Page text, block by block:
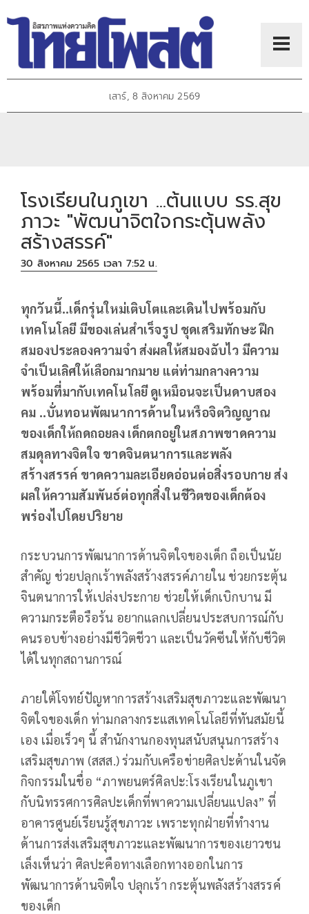
เสาร์, 8 สิงหาคม 2569
โรงเรียนในภูเขา ...ต้นแบบ รร.สุข
ภาวะ "พัฒนาจิตใจกระตุ้นพลัง
สร้างสรรค์"
30 สิงหาคม 2565 เวลา 7:52 น.
ทุกวันนี้..เด็กรุ่นใหม่เติบโตและเดินไปพร้อมกับ
เทคโนโลยี มีของเล่นสำเร็จรูป ชุดเสริมทักษะ ฝึก
สมองประลองความจำ ส่งผลให้สมองฉับไว มีความ
จำเป็นเลิศให้เลือกมากมาย แต่ท่ามกลางความ
พร้อมที่มากับเทคโนโลยี ดูเหมือนจะเป็นดาบสอง
คม ..บั่นทอนพัฒนาการด้านในหรือจิตวิญญาณ
ของเด็กให้ถดถอยลง เด็กตกอยู่ในสภาพขาดความ
สมดุลทางจิตใจ ขาดจินตนาการและพลัง
สร้างสรรค์ ขาดความละเอียดอ่อนต่อสิ่งรอบกาย ส่ง
ผลให้ความสัมพันธ์ต่อทุกสิ่งในชีวิตของเด็กต้อง
พร่องไปโดยปริยาย
กระบวนการพัฒนาการด้านจิตใจของเด็ก ถือเป็นนัย
สำคัญ ช่วยปลุกเร้าพลังสร้างสรรค์ภายใน ช่วยกระตุ้น
จินตนาการให้เปล่งประกาย ช่วยให้เด็กเบิกบาน มี
ความกระตือรือร้น อยากแลกเปลี่ยนประสบการณ์กับ
คนรอบข้างอย่างมีชีวิตชีวา และเป็นวัคซีนให้กับชีวิต
ได้ในทุกสถานการณ์
ภายใต้โจทย์ปัญหาการสร้างเสริมสุขภาวะและพัฒนา
จิตใจของเด็ก ท่ามกลางกระแสเทคโนโลยีที่ทันสมัยนี้
เอง เมื่อเร็วๆ นี้ สำนักงานกองทุนสนับสนุนการสร้าง
เสริมสุขภาพ (สสส.) ร่วมกับเครือข่ายศิลปะด้านในจัด
กิจกรรมในชื่อ “ภาพยนตร์ศิลปะ:โรงเรียนในภูเขา
กับนิทรรศการศิลปะเด็กที่พาความเปลี่ยนแปลง” ที่
อาคารศูนย์เรียนรู้สุขภาวะ เพราะทุกฝ่ายที่ทำงาน
ด้านการส่งเสริมสุขภาวะและพัฒนาการของเยาวชน
เล็งเห็นว่า ศิลปะคือทางเลือกทางออกในการ
พัฒนาการด้านจิตใจ ปลุกเร้า กระตุ้นพลังสร้างสรรค์
ของเด็ก